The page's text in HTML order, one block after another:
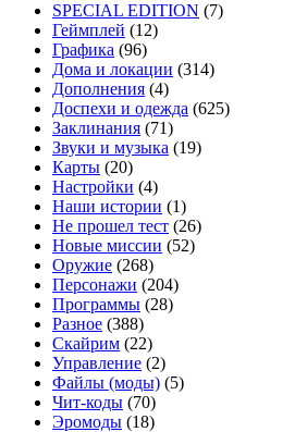
SPECIAL EDITION (7)
Геймплей (12)
Графика (96)
Дома и локации (314)
Дополнения (4)
Доспехи и одежда (625)
Заклинания (71)
Звуки и музыка (19)
Карты (20)
Настройки (4)
Наши истории (1)
Не прошел тест (26)
Новые миссии (52)
Оружие (268)
Персонажи (204)
Программы (28)
Разное (388)
Скайрим (22)
Управление (2)
Файлы (моды) (5)
Чит-коды (70)
Эромоды (18)